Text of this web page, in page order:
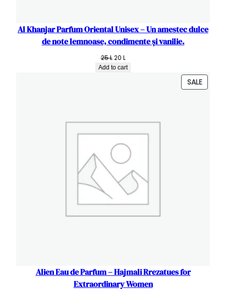
Al Khanjar Parfum Oriental Unisex – Un amestec dulce
de note lemnoase, condimente și vanilie.
25L Original
price
20 L
price
Add to cart
SALE
ON
Alien Eau de Parfum – Hajmali Rrezatues for
Extraordinary Women